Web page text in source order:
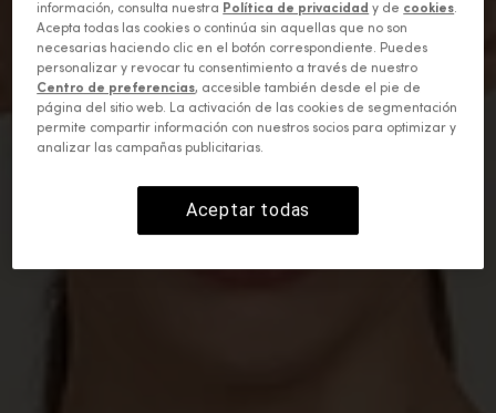
información, consulta nuestra Política de privacidad y de cookies.
Acepta todas las cookies o continúa sin aquellas que no son
necesarias haciendo clic en el botón correspondiente. Puedes
personalizar y revocar tu consentimiento a través de nuestro
Centro de preferencias, accesible también desde el pie de
página del sitio web. La activación de las cookies de segmentación
permite compartir información con nuestros socios para optimizar y
analizar las campañas publicitarias.
Aceptar todas